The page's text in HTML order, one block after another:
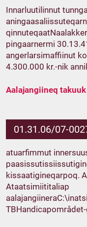
Innarluutilinnut
pingaarnermi
angerlarsimaffiinut
4.300.000 kr.-nik
Aalajangiineq takuuk
01.31.06/07-
atuarfimmut
kissaatigineqarpoq.
Ataatsimiititaliap